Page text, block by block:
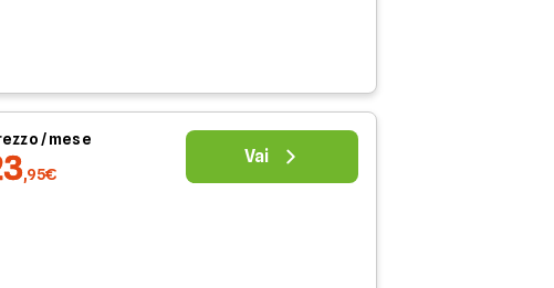
/ mese
,95€
Vai